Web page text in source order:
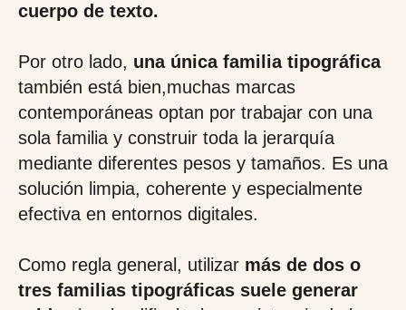
cuerpo de texto.
Por otro lado, una única familia tipográfica
también está bien,muchas marcas
contemporáneas optan por trabajar con una
sola familia y construir toda la jerarquía
mediante diferentes pesos y tamaños. Es una
solución limpia, coherente y especialmente
efectiva en entornos digitales.
Como regla general, utilizar más de dos o
tres familias tipográficas suele generar